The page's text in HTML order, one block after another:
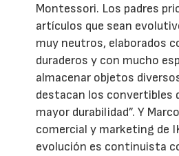
Montessori. Los padres
artículos que sean
muy neutros, elaborados
duraderos y con mucho
almacenar objetos
destacan los convertibles
mayor durabilidad”. Y
comercial y marketing de
evolución es continuista